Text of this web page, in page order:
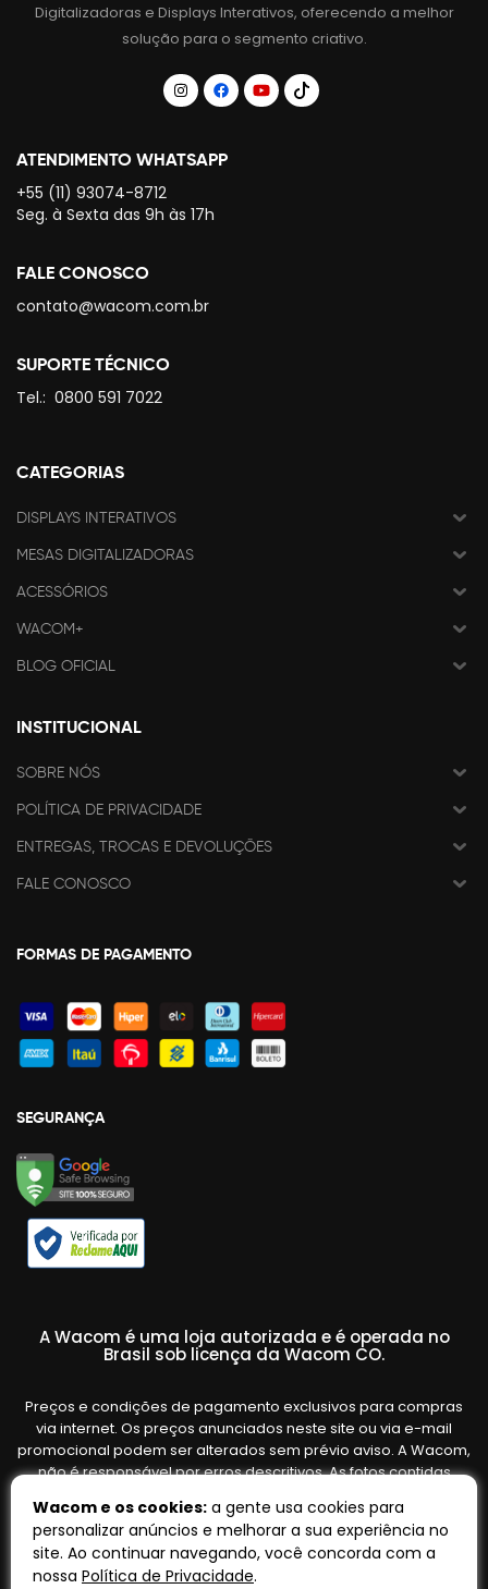
Digitalizadoras e Displays Interativos, oferecendo a melhor
solução para o segmento criativo.
ATENDIMENTO WHATSAPP
+55 (11) 93074-8712
Seg. à Sexta das 9h às 17h
FALE CONOSCO
contato@wacom.com.br
SUPORTE TÉCNICO
Tel.: 0800 591 7022
CATEGORIAS
DISPLAYS INTERATIVOS
MESAS DIGITALIZADORAS
ACESSÓRIOS
WACOM+
BLOG OFICIAL
INSTITUCIONAL
SOBRE NÓS
POLÍTICA DE PRIVACIDADE
ENTREGAS, TROCAS E DEVOLUÇÕES
FALE CONOSCO
FORMAS DE PAGAMENTO
SEGURANÇA
A Wacom é uma loja autorizada e é operada no
Brasil sob licença da Wacom CO.
Preços e condições de pagamento exclusivos para compras
via internet. Os preços anunciados neste site ou via e-mail
promocional podem ser alterados sem prévio aviso. A Wacom,
não é responsável por erros descritivos. As fotos contidas
variar de acordo com o fornecedor/lote do fabricante. Ofertas
válidas até o término de nossos estoques. Vendas sujeitas à
análise e confirmação de dados.
Wacom e os cookies: a gente usa cookies para
personalizar anúncios e melhorar a sua experiência no
site. Ao continuar navegando, você concorda com a
nossa Política de Privacidade.